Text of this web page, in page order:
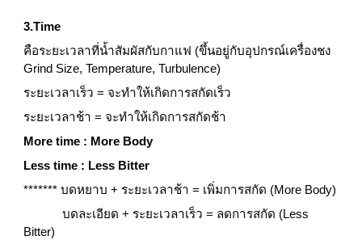
3.Time
คือระยะเวลาที่น้ำสัมผัสกับกาแฟ (ขึ้นอยู่กับอุปกรณ์เครื่องชง
Grind Size, Temperature, Turbulence)
ระยะเวลาเร็ว = จะทำให้เกิดการสกัดเร็ว
ระยะเวลาช้า = จะทำให้เกิดการสกัดช้า
More time : More Body
Less time : Less Bitter
******* บดหยาบ + ระยะเวลาช้า = เพิ่มการสกัด (More Body)
            บดละเอียด + ระยะเวลาเร็ว = ลดการสกัด (Less
Bitter)